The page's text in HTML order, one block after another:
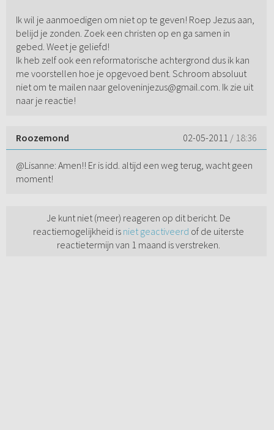
Ik wil je aanmoedigen om niet op te geven! Roep Jezus aan,
belijd je zonden. Zoek een christen op en ga samen in
gebed. Weet je geliefd!
Ik heb zelf ook een reformatorische achtergrond dus ik kan
me voorstellen hoe je opgevoed bent. Schroom absoluut
niet om te mailen naar geloveninjezus@gmail.com. Ik zie uit
naar je reactie!
Roozemond 02-05-2011 / 18:36
@Lisanne: Amen!! Er is idd. altijd een weg terug, wacht geen
moment!
Je kunt niet (meer) reageren op dit bericht. De
reactiemogelijkheid is niet geactiveerd of de uiterste
reactietermijn van 1 maand is verstreken.